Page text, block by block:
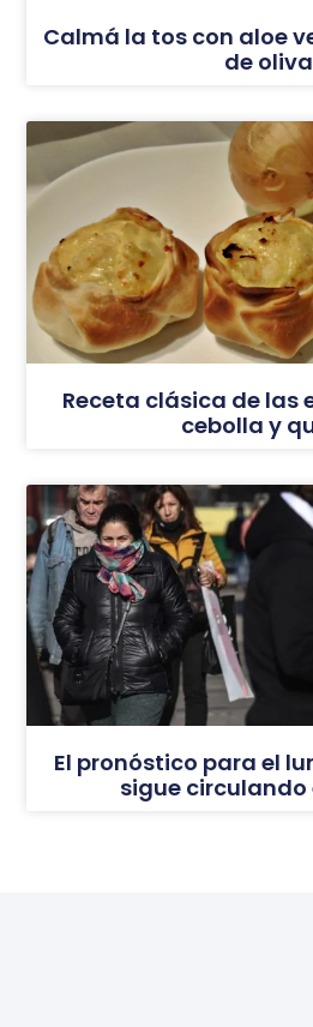
Calmá la tos con aloe
de oliva
Receta clásica de las
cebolla y
El pronóstico para el
sigue circulando